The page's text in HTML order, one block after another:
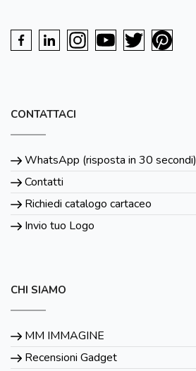
CONTATTACI
WhatsApp (risposta in 30 secondi)
Contatti
Richiedi catalogo cartaceo
Invio tuo Logo
CHI SIAMO
MM IMMAGINE
Recensioni Gadget